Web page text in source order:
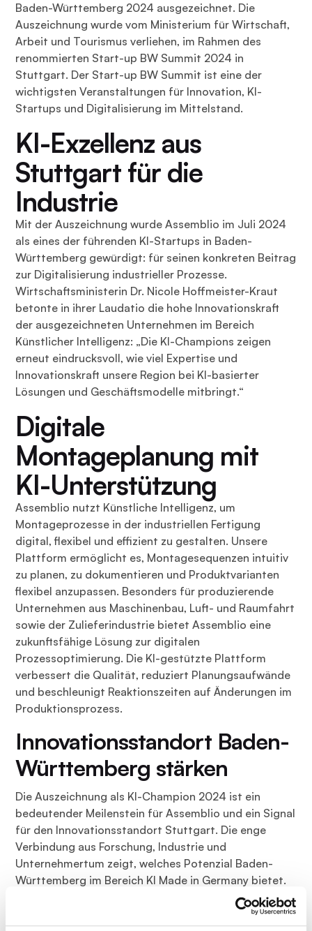
Baden-Württemberg 2024 ausgezeichnet. Die
Auszeichnung wurde vom Ministerium für Wirtschaft,
Arbeit und Tourismus verliehen, im Rahmen des
renommierten Start-up BW Summit 2024 in
Stuttgart. Der Start-up BW Summit ist eine der
wichtigsten Veranstaltungen für Innovation, KI-
Startups und Digitalisierung im Mittelstand.
KI-Exzellenz aus
Stuttgart für die
Industrie
Mit der Auszeichnung wurde Assemblio im Juli 2024
als eines der führenden KI-Startups in Baden-
Württemberg gewürdigt: für seinen konkreten Beitrag
zur Digitalisierung industrieller Prozesse.
Wirtschaftsministerin Dr. Nicole Hoffmeister-Kraut
betonte in ihrer Laudatio die hohe Innovationskraft
der ausgezeichneten Unternehmen im Bereich
Künstlicher Intelligenz: „Die KI-Champions zeigen
erneut eindrucksvoll, wie viel Expertise und
Innovationskraft unsere Region bei KI-basierter
Lösungen und Geschäftsmodelle mitbringt.“
Digitale
Montageplanung mit
KI-Unterstützung
Assemblio nutzt Künstliche Intelligenz, um
Montageprozesse in der industriellen Fertigung
digital, flexibel und effizient zu gestalten. Unsere
Plattform ermöglicht es, Montagesequenzen intuitiv
zu planen, zu dokumentieren und Produktvarianten
flexibel anzupassen. Besonders für produzierende
Unternehmen aus Maschinenbau, Luft- und Raumfahrt
sowie der Zulieferindustrie bietet Assemblio eine
zukunftsfähige Lösung zur digitalen
Prozessoptimierung. Die KI-gestützte Plattform
verbessert die Qualität, reduziert Planungsaufwände
und beschleunigt Reaktionszeiten auf Änderungen im
Produktionsprozess.
Innovationsstandort Baden-
Württemberg stärken
Die Auszeichnung als KI-Champion 2024 ist ein
bedeutender Meilenstein für Assemblio und ein Signal
für den Innovationsstandort Stuttgart. Die enge
Verbindung aus Forschung, Industrie und
Unternehmertum zeigt, welches Potenzial Baden-
Württemberg im Bereich KI Made in Germany bietet.
Wir bedanken uns beim Ministerium für Wirtschaft,
Start-up BW und allen Partnern für die Anerkennung